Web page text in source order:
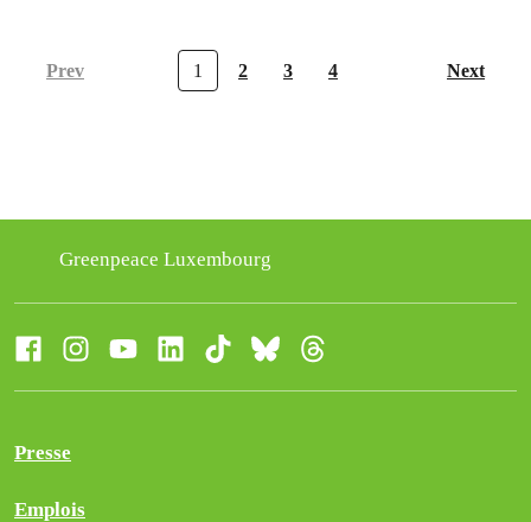
Prev 1 2 3 4 Next
Greenpeace Luxembourg
Presse
Emplois